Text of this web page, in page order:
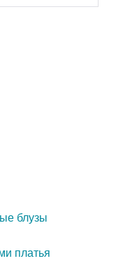
блузы
платья